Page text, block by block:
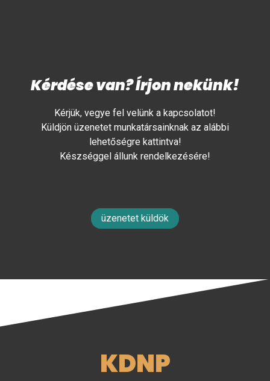
Kérdése van? Írjon nekünk!
Kérjük, vegye fel velünk a kapcsolatot!
Küldjön üzenetet munkatársainknak az alábbi
lehetőségre kattintva!
Készséggel állunk rendelkezésére!
üzenetet küldök
KDNP